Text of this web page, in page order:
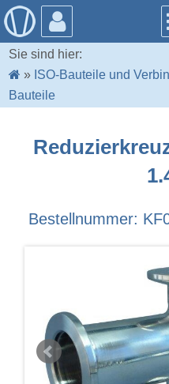
Sie sind hier:
» ISO-Bauteile und
Bauteile
Bestellnummer: